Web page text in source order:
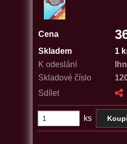
Cena
Skladem
1
K odeslání
Skladové číslo
Sdílet
ks